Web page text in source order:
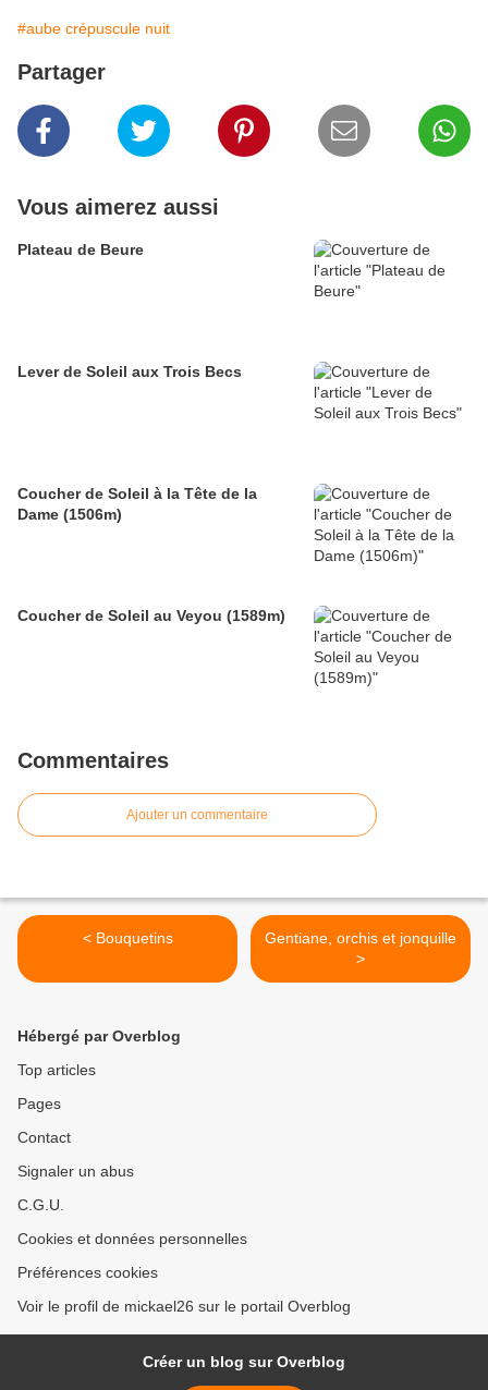
#aube crépuscule nuit
Partager
Vous aimerez aussi
Plateau de Beure
Lever de Soleil aux Trois Becs
Coucher de Soleil à la Tête de la
Dame (1506m)
Coucher de Soleil au Veyou (1589m)
Commentaires
Ajouter un commentaire
< Bouquetins
Gentiane, orchis et jonquille
>
Hébergé par Overblog
Top articles
Pages
Contact
Signaler un abus
C.G.U.
Cookies et données personnelles
Préférences cookies
Voir le profil de mickael26 sur le portail Overblog
Créer un blog sur Overblog